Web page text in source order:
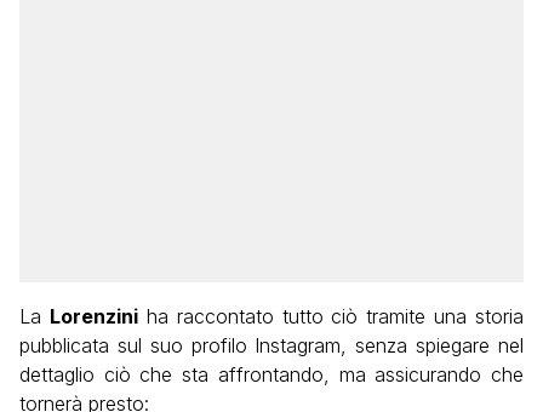
La Lorenziniha raccontato tutto ciò tramite una storia
pubblicata sul suo profilo Instagram, senza spiegare nel
dettaglio ciò che sta affrontando, ma assicurando che
tornerà presto: